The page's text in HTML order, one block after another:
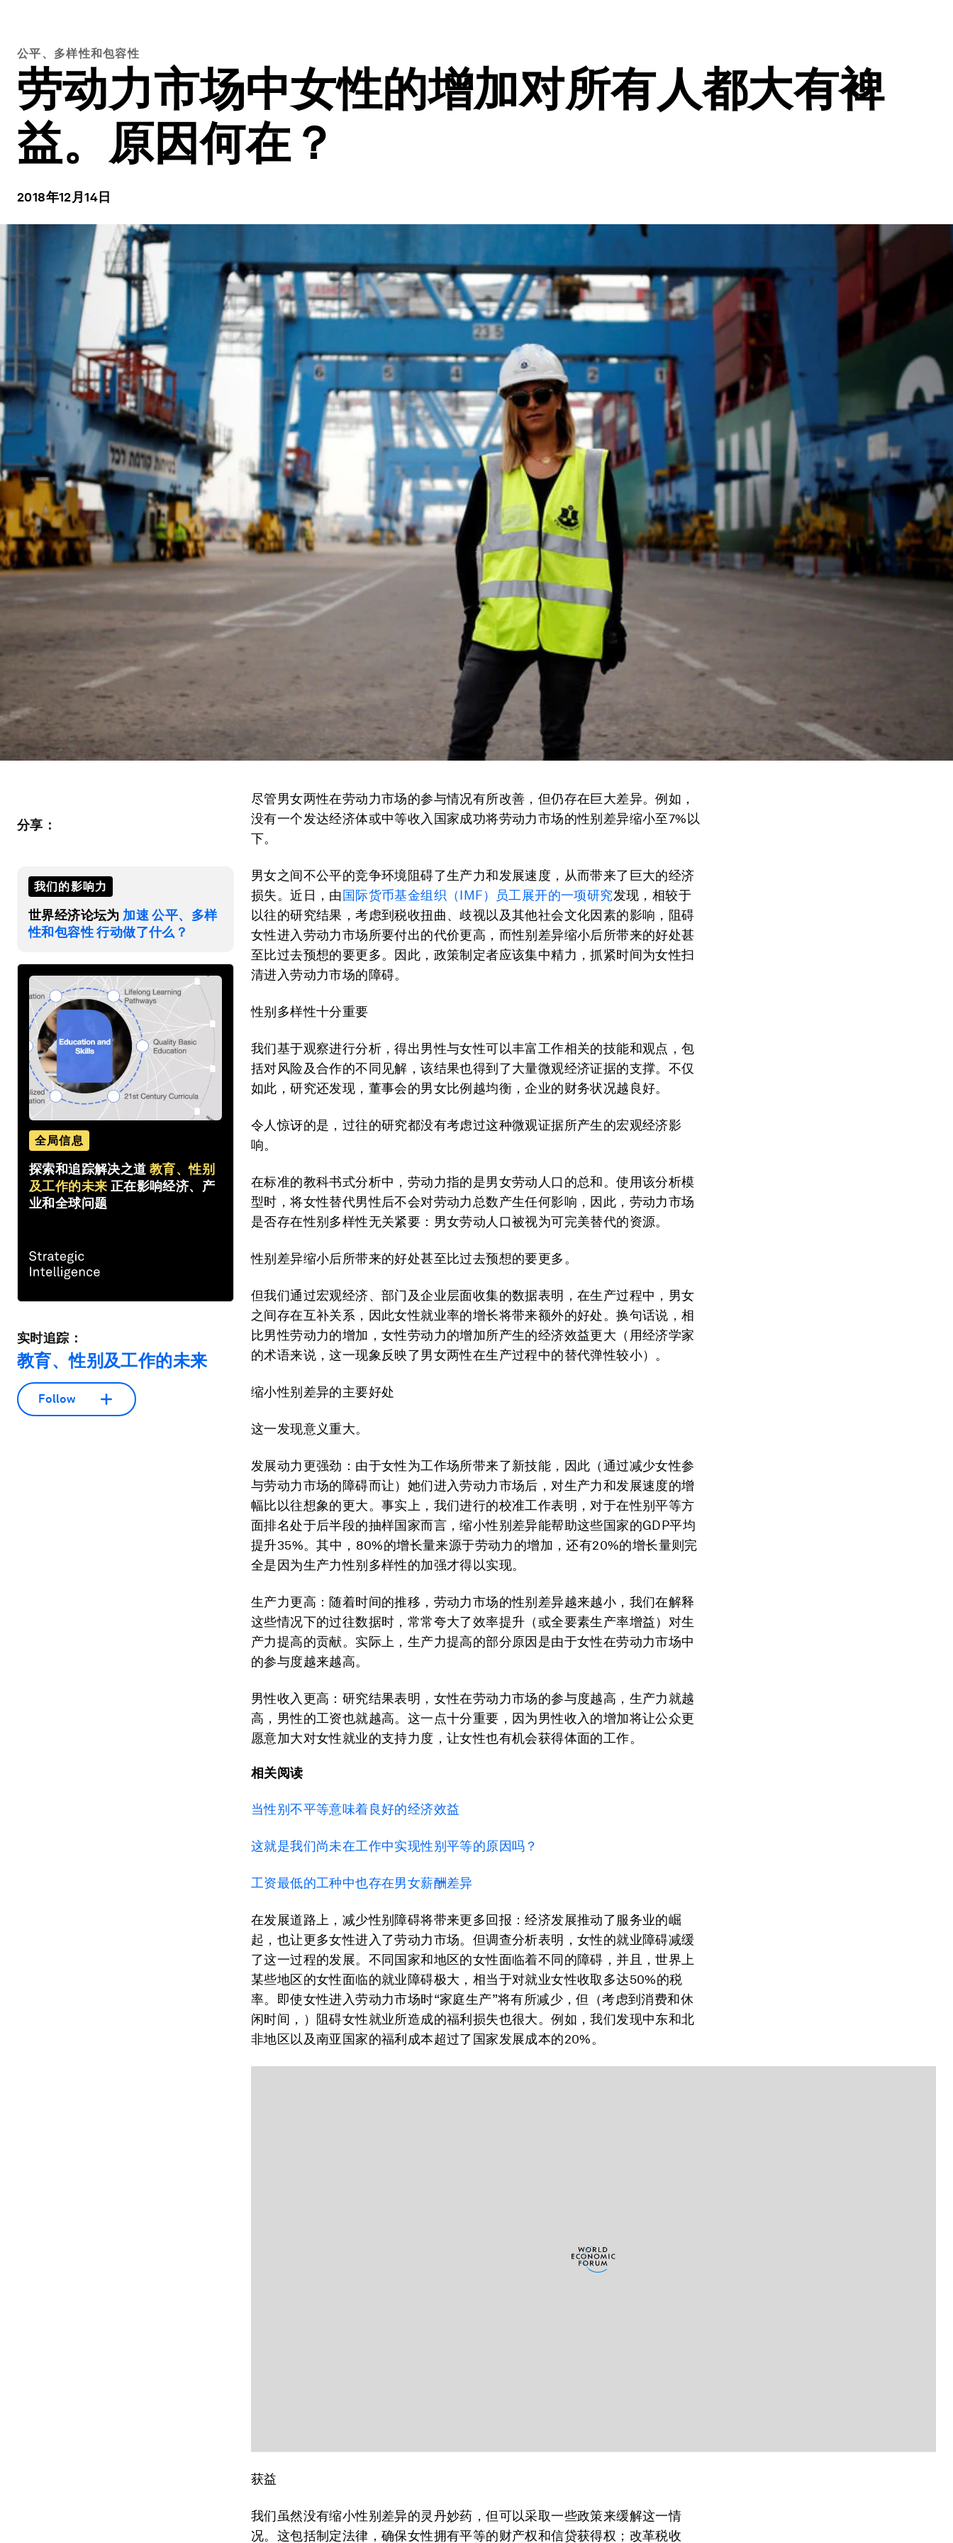
公平、多样性和包容性
劳动力市场中女性的增加对所有人都大有裨
益。原因何在？
2018年12月14日
分享：
我们的影响力
世界经济论坛为 加速 公平、多样
性和包容性 行动做了什么？
全局信息
探索和追踪解决之道 教育、性别
及工作的未来 正在影响经济、产
业和全球问题
实时追踪：
教育、性别及工作的未来
Follow
尽管男女两性在劳动力市场的参与情况有所改善，但仍存在巨大差异。例如，
没有一个发达经济体或中等收入国家成功将劳动力市场的性别差异缩小至7%以
下。
男女之间不公平的竞争环境阻碍了生产力和发展速度，从而带来了巨大的经济
损失。近日，由国际货币基金组织（IMF）员工展开的一项研究发现，相较于
以往的研究结果，考虑到税收扭曲、歧视以及其他社会文化因素的影响，阻碍
女性进入劳动力市场所要付出的代价更高，而性别差异缩小后所带来的好处甚
至比过去预想的要更多。因此，政策制定者应该集中精力，抓紧时间为女性扫
清进入劳动力市场的障碍。
性别多样性十分重要
我们基于观察进行分析，得出男性与女性可以丰富工作相关的技能和观点，包
括对风险及合作的不同见解，该结果也得到了大量微观经济证据的支撑。不仅
如此，研究还发现，董事会的男女比例越均衡，企业的财务状况越良好。
令人惊讶的是，过往的研究都没有考虑过这种微观证据所产生的宏观经济影
响。
在标准的教科书式分析中，劳动力指的是男女劳动人口的总和。使用该分析模
型时，将女性替代男性后不会对劳动力总数产生任何影响，因此，劳动力市场
是否存在性别多样性无关紧要：男女劳动人口被视为可完美替代的资源。
性别差异缩小后所带来的好处甚至比过去预想的要更多。
但我们通过宏观经济、部门及企业层面收集的数据表明，在生产过程中，男女
之间存在互补关系，因此女性就业率的增长将带来额外的好处。换句话说，相
比男性劳动力的增加，女性劳动力的增加所产生的经济效益更大（用经济学家
的术语来说，这一现象反映了男女两性在生产过程中的替代弹性较小）。
缩小性别差异的主要好处
这一发现意义重大。
发展动力更强劲：由于女性为工作场所带来了新技能，因此（通过减少女性参
与劳动力市场的障碍而让）她们进入劳动力市场后，对生产力和发展速度的增
幅比以往想象的更大。事实上，我们进行的校准工作表明，对于在性别平等方
面排名处于后半段的抽样国家而言，缩小性别差异能帮助这些国家的GDP平均
提升35%。其中，80%的增长量来源于劳动力的增加，还有20%的增长量则完
全是因为生产力性别多样性的加强才得以实现。
生产力更高：随着时间的推移，劳动力市场的性别差异越来越小，我们在解释
这些情况下的过往数据时，常常夸大了效率提升（或全要素生产率增益）对生
产力提高的贡献。实际上，生产力提高的部分原因是由于女性在劳动力市场中
的参与度越来越高。
男性收入更高：研究结果表明，女性在劳动力市场的参与度越高，生产力就越
高，男性的工资也就越高。这一点十分重要，因为男性收入的增加将让公众更
愿意加大对女性就业的支持力度，让女性也有机会获得体面的工作。
相关阅读
当性别不平等意味着良好的经济效益
这就是我们尚未在工作中实现性别平等的原因吗？
工资最低的工种中也存在男女薪酬差异
在发展道路上，减少性别障碍将带来更多回报：经济发展推动了服务业的崛
起，也让更多女性进入了劳动力市场。但调查分析表明，女性的就业障碍减缓
了这一过程的发展。不同国家和地区的女性面临着不同的障碍，并且，世界上
某些地区的女性面临的就业障碍极大，相当于对就业女性收取多达50%的税
率。即使女性进入劳动力市场时“家庭生产”将有所减少，但（考虑到消费和休
闲时间，）阻碍女性就业所造成的福利损失也很大。例如，我们发现中东和北
非地区以及南亚国家的福利成本超过了国家发展成本的20%。
获益
我们虽然没有缩小性别差异的灵丹妙药，但可以采取一些政策来缓解这一情
况。这包括制定法律，确保女性拥有平等的财产权和信贷获得权；改革税收